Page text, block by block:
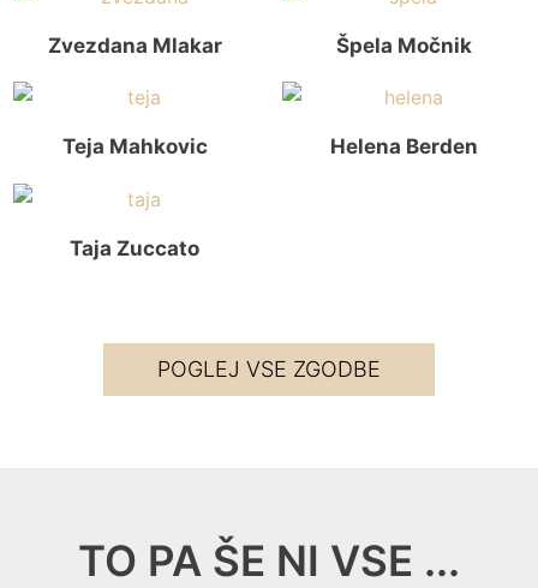
Zvezdana Mlakar Špela Močnik
Teja Mahkovic Helena Berden
Taja Zuccato
POGLEJ VSE ZGODBE
TO PA ŠE NI VSE ...